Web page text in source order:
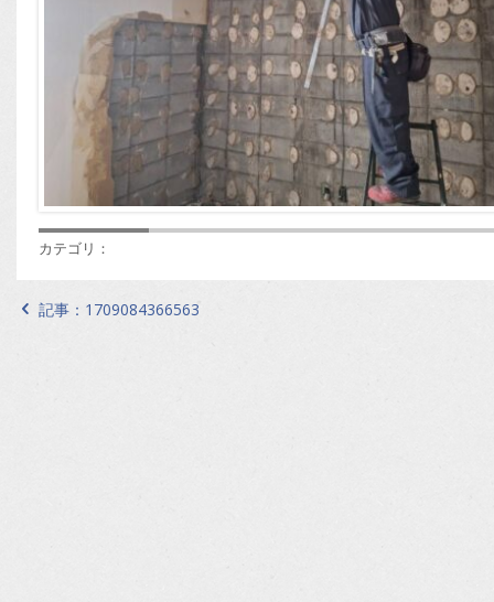
カテゴリ：
記事： 1709084366563